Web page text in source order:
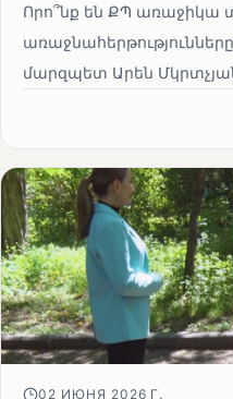
Որո՞նք են ՔՊ առաջիկա
մարզպետ Արեն
02 ИЮНЯ 2026 Г.